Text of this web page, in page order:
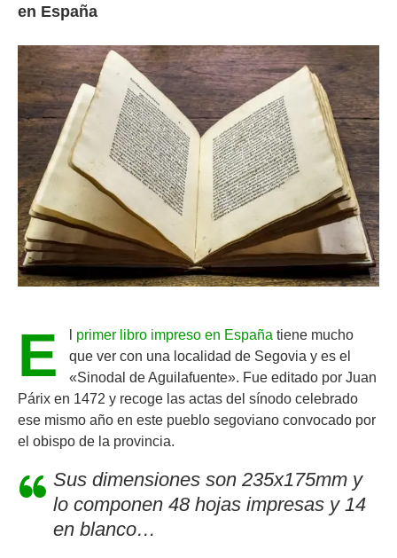
en España
E primer libro impreso en España tiene mucho
que ver con una localidad de Segovia y es el
«Sinodal de Aguilafuente». Fue editado por Juan
Párix en 1472 y recoge las actas del sínodo celebrado
ese mismo año en este pueblo segoviano convocado por
el obispo de la provincia.
Sus dimensiones son 235x175mm y
lo componen 48 hojas impresas y 14
en blanco…